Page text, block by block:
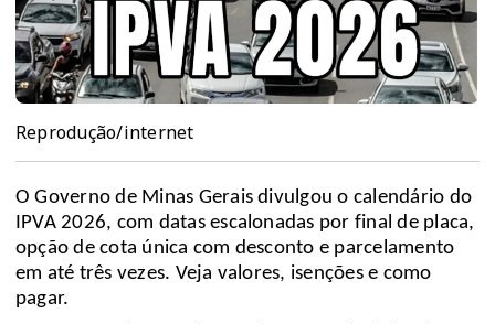
Reprodução/internet
O Governo de Minas Gerais divulgou o calendário do
IPVA 2026, com datas escalonadas por final de placa,
opção de cota única com desconto e parcelamento
em até três vezes. Veja valores, isenções e como
pagar.